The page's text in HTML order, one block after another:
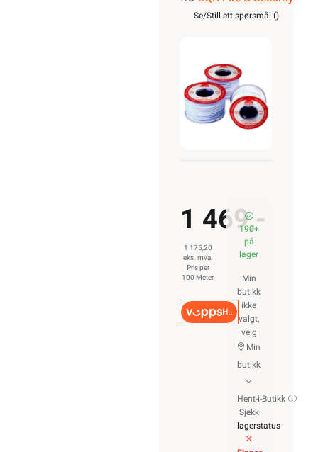
skjermet,
Se/Still ett spørsmål ()
1 469,-
1 175,20
eks. mva.
Pris per
100 Meter
Hurtigkasse
190+
på
lager
Min
butikk
ikke
valgt,
velg
Min
butikk
Hent-i-Butikk
Sjekk
lagerstatus